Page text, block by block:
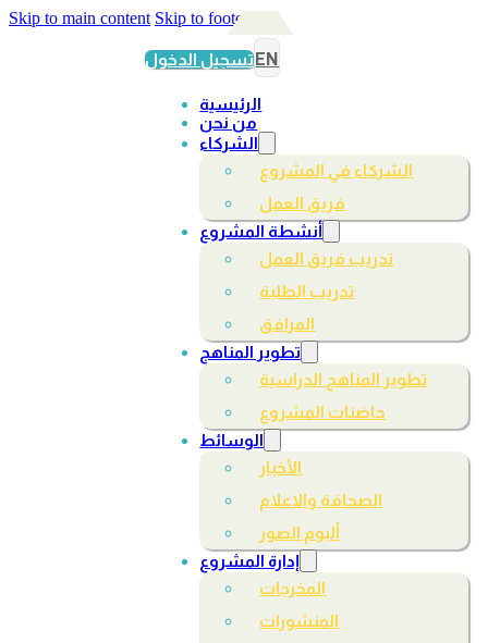
Skip to main content Skip to footer
تسجيل الدخولEN
الرئيسية
من نحن
الشركاء
الشركاء في المشروع
فريق العمل
أنشطة المشروع
تدريب فريق العمل
تدريب الطلبة
المرافق
تطوير المناهج
تطوير المناهج الدراسية
حاضنات المشروع
الوسائط
الأخبار
الصحافة والاعلام
ألبوم الصور
إدارة المشروع
المخرجات
المنشورات